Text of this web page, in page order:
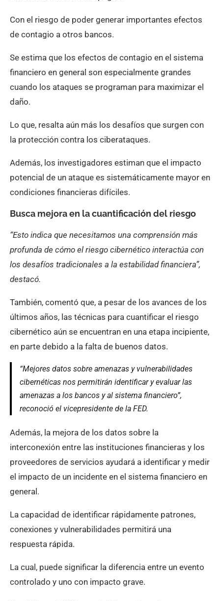
Con el riesgo de poder generar importantes efectos
de contagio a otros bancos.
Se estima que los efectos de contagio en el sistema
financiero en general son especialmente grandes
cuando los ataques se programan para maximizar el
daño.
Lo que, resalta aún más los desafíos que surgen con
la protección contra los ciberataques.
Además, los investigadores estiman que el impacto
potencial de un ataque es sistemáticamente mayor en
condiciones financieras difíciles.
Busca mejora en la cuantificación del riesgo
“Esto indica que necesitamos una comprensión más
profunda de cómo el riesgo cibernético interactúa con
los desafíos tradicionales a la estabilidad financiera”,
destacó.
También, comentó que, a pesar de los avances de los
últimos años, las técnicas para cuantificar el riesgo
cibernético aún se encuentran en una etapa incipiente,
en parte debido a la falta de buenos datos.
“Mejores datos sobre amenazas y vulnerabilidades
cibernéticas nos permitirán identificar y evaluar las
amenazas a los bancos y al sistema financiero”,
reconoció el vicepresidente de la FED.
Además, la mejora de los datos sobre la
interconexión entre las instituciones financieras y los
proveedores de servicios ayudará a identificar y medir
el impacto de un incidente en el sistema financiero en
general.
La capacidad de identificar rápidamente patrones,
conexiones y vulnerabilidades permitirá una
respuesta rápida.
La cual, puede significar la diferencia entre un evento
controlado y uno con impacto grave.